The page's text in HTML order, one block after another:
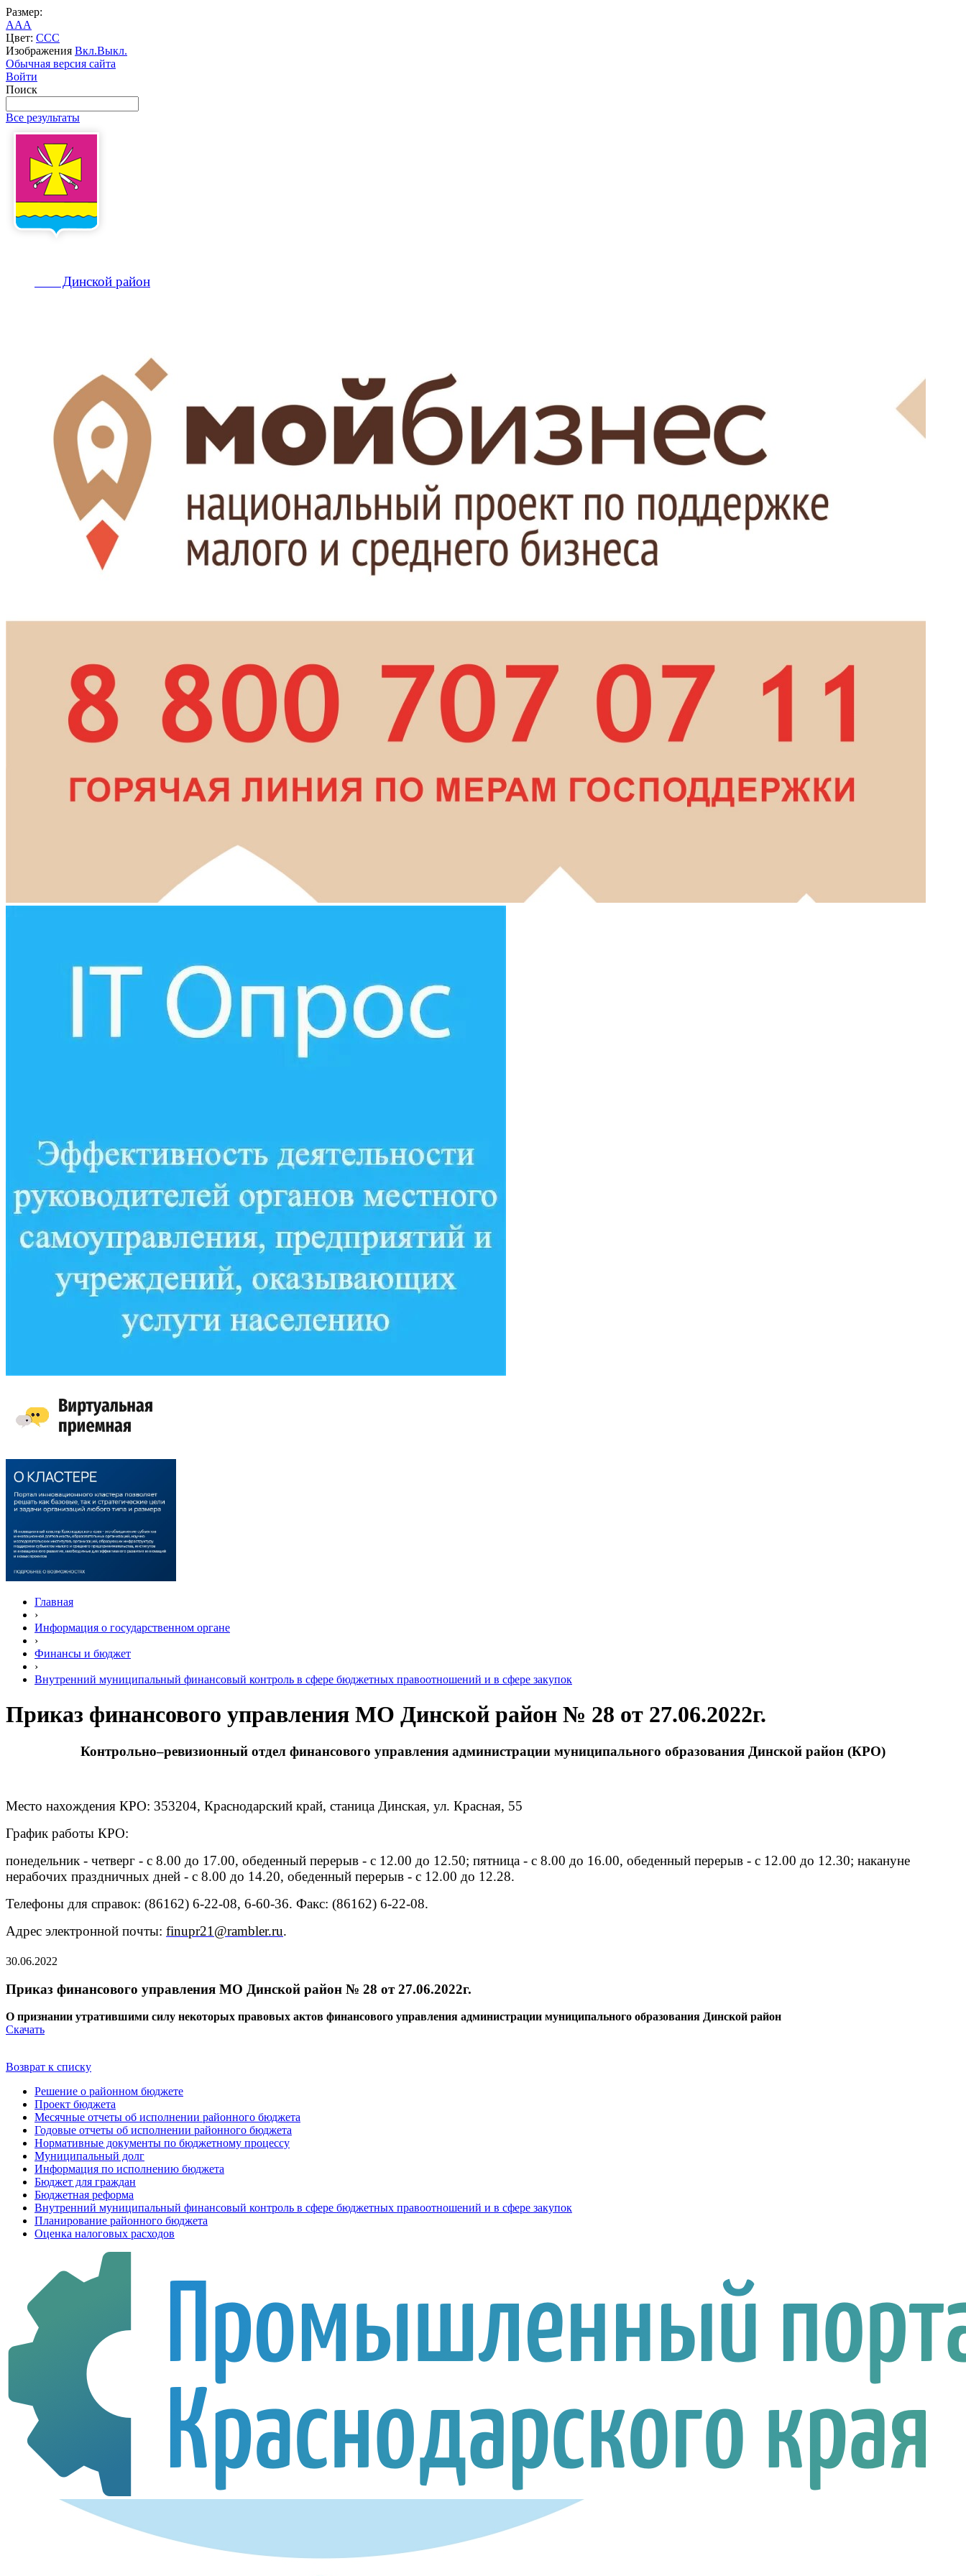
Размер:
AAA
Цвет: CCC
Изображения Вкл.Выкл.
Обычная версия сайта
Войти
Поиск
Все результаты
Динской район
Главная
›
Информация о государственном органе
›
Финансы и бюджет
›
Внутренний муниципальный финансовый контроль в сфере бюджетных правоотношений и в сфере закупок
Приказ финансового управления МО Динской район № 28 от 27.06.2022г.
Контрольно–ревизионный отдел финансового управления администрации муниципального образования Динской район (КРО)
Место нахождения КРО: 353204, Краснодарский край, станица Динская, ул. Красная, 55
График работы КРО:
понедельник - четверг - с 8.00 до 17.00, обеденный перерыв - с 12.00 до 12.50; пятница - с 8.00 до 16.00, обеденный перерыв - с 12.00 до 12.30; накануне
нерабочих праздничных дней - с 8.00 до 14.20, обеденный перерыв - с 12.00 до 12.28.
Телефоны для справок: (86162) 6-22-08, 6-60-36. Факс: (86162) 6-22-08.
Адрес электронной почты: finupr21@rambler.ru.
30.06.2022
Приказ финансового управления МО Динской район № 28 от 27.06.2022г.
О признании утратившими силу некоторых правовых актов финансового управления администрации муниципального образования Динской район
Скачать
Возврат к списку
Решение о районном бюджете
Проект бюджета
Месячные отчеты об исполнении районного бюджета
Годовые отчеты об исполнении районного бюджета
Нормативные документы по бюджетному процессу
Муниципальный долг
Информация по исполнению бюджета
Бюджет для граждан
Бюджетная реформа
Внутренний муниципальный финансовый контроль в сфере бюджетных правоотношений и в сфере закупок
Планирование районного бюджета
Оценка налоговых расходов